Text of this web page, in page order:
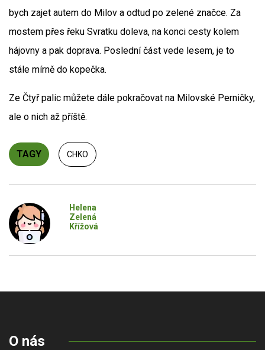
bych zajet autem do Milov a odtud po zelené značce. Za
mostem přes řeku Svratku doleva, na konci cesty kolem
hájovny a pak doprava. Poslední část vede lesem, je to
stále mírně do kopečka.
Ze Čtyř palic můžete dále pokračovat na Milovské Perničky,
ale o nich až příště.
TAGY CHKO
Helena
Zelená
Křížová
O nás